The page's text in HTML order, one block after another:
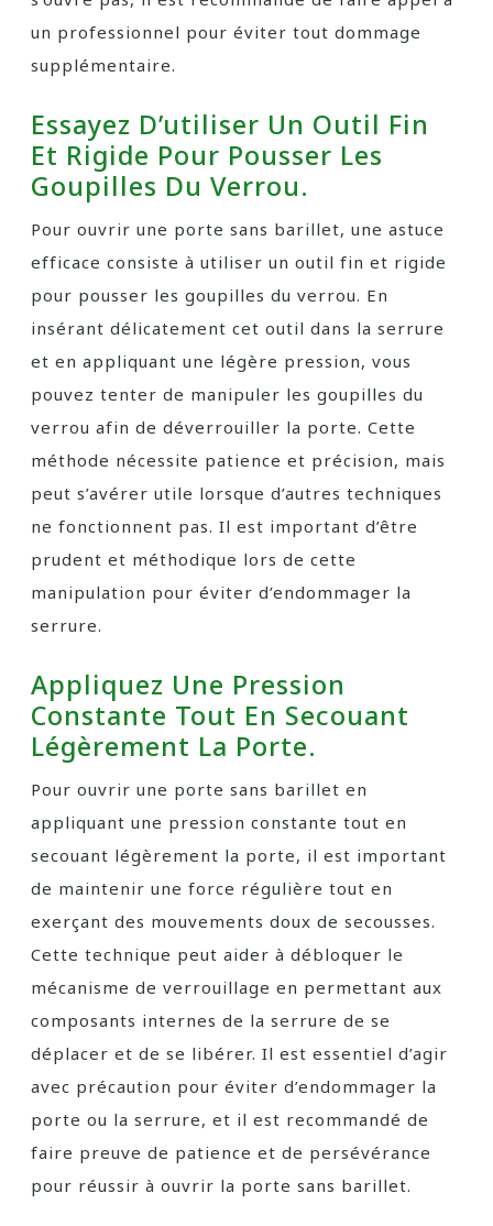
un professionnel pour éviter tout dommage
supplémentaire.
Essayez D’utiliser Un Outil Fin
Et Rigide Pour Pousser Les
Goupilles Du Verrou.
Pour ouvrir une porte sans barillet, une astuce
efficace consiste à utiliser un outil fin et rigide
pour pousser les goupilles du verrou. En
insérant délicatement cet outil dans la serrure
et en appliquant une légère pression, vous
pouvez tenter de manipuler les goupilles du
verrou afin de déverrouiller la porte. Cette
méthode nécessite patience et précision, mais
peut s’avérer utile lorsque d’autres techniques
ne fonctionnent pas. Il est important d’être
prudent et méthodique lors de cette
manipulation pour éviter d’endommager la
serrure.
Appliquez Une Pression
Constante Tout En Secouant
Légèrement La Porte.
Pour ouvrir une porte sans barillet en
appliquant une pression constante tout en
secouant légèrement la porte, il est important
de maintenir une force régulière tout en
exerçant des mouvements doux de secousses.
Cette technique peut aider à débloquer le
mécanisme de verrouillage en permettant aux
composants internes de la serrure de se
déplacer et de se libérer. Il est essentiel d’agir
avec précaution pour éviter d’endommager la
porte ou la serrure, et il est recommandé de
faire preuve de patience et de persévérance
pour réussir à ouvrir la porte sans barillet.